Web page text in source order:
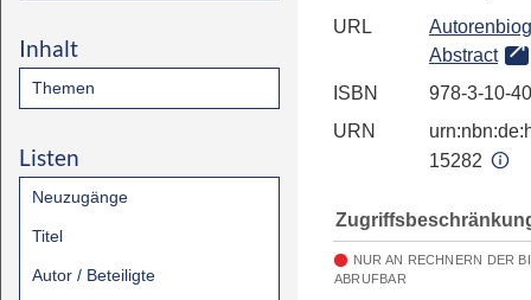
Inhalt
Themen
Listen
Neuzugänge
Titel
Autor / Beteiligte
URL
Abstract
ISBN
978-3-10-
URN
15282
NUR AN RECHNERN DER
ABRUFBAR